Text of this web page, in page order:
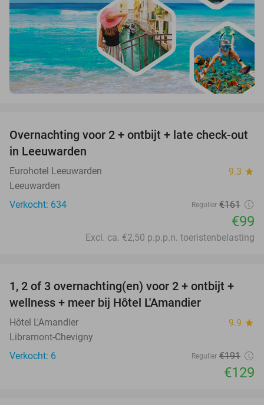
39%
Overnachting voor 2 + ontbijt + late check-out
in Leeuwarden
Eurohotel Leeuwarden 9.3 star
Leeuwarden
Verkocht: 634
Regulier €161
€99
Excl. ca. €2,50 p.p.p.n. toeristenbelasting
32%
TODAY
1, 2 of 3 overnachting(en) voor 2 + ontbijt +
wellness + meer bij Hôtel L'Amandier
Hôtel L'Amandier 9.9 star
Libramont-Chevigny
Verkocht: 6
Regulier €191
€129